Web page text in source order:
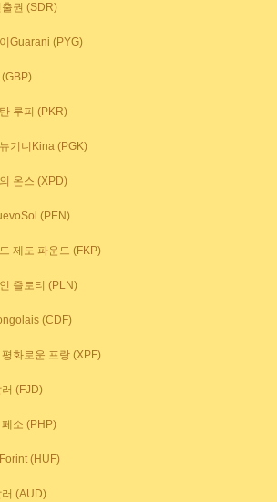
출권 (SDR)
Guarani (PYG)
루피 (PKR)
기니Kina (PGK)
온스 (XPD)
(PEN)
제도 파운드 (FKP)
즐로티 (PLN)
(CDF)
화로운 프랑 (XPF)
(FJD)
페소 (PHP)
(HUF)
러 (AUD)